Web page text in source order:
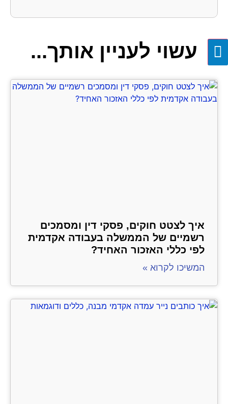
עשוי לעניין אותך...
איך לצטט חוקים, פסקי דין ומסמכים
רשמיים של הממשלה בעבודה אקדמית
לפי כללי האזכור האחיד?
המשיכו לקרוא »